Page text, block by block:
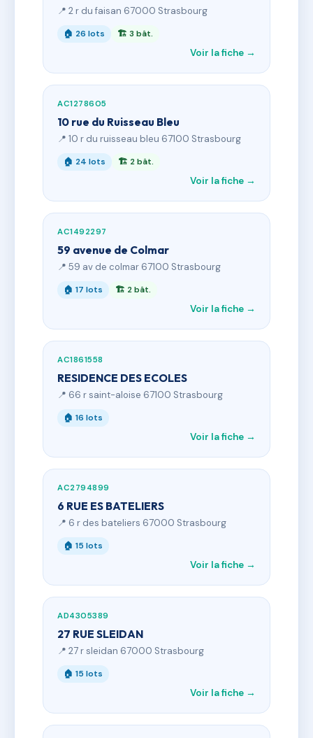
📍 2 r du faisan 67000 Strasbourg
🏠 26 lots 🏗 3 bât.
Voir la fiche →
AC1278605
10 rue du Ruisseau Bleu
📍 10 r du ruisseau bleu 67100 Strasbourg
🏠 24 lots 🏗 2 bât.
Voir la fiche →
AC1492297
59 avenue de Colmar
📍 59 av de colmar 67100 Strasbourg
🏠 17 lots 🏗 2 bât.
Voir la fiche →
AC1861558
RESIDENCE DES ECOLES
📍 66 r saint-aloise 67100 Strasbourg
🏠 16 lots
Voir la fiche →
AC2794899
6 RUE ES BATELIERS
📍 6 r des bateliers 67000 Strasbourg
🏠 15 lots
Voir la fiche →
AD4305389
27 RUE SLEIDAN
📍 27 r sleidan 67000 Strasbourg
🏠 15 lots
Voir la fiche →